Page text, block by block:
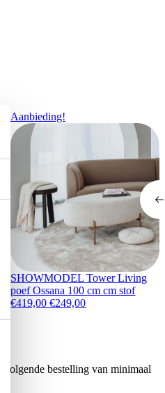
Aanbieding!
SHOWMODEL Tower Living
poef Ossana 100 cm cm stof
€419,00 Oorspronkelijke prijs
€249,00Huidige prijs is:
volgende bestelling van minimaal